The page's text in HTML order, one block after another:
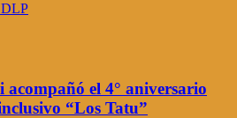
DLP
el 4° aniversario
“Los Tatu”